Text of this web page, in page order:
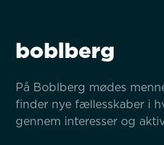
boblberg
På Boblberg mødes
finder nye fællesskaber i
gennem interesser og